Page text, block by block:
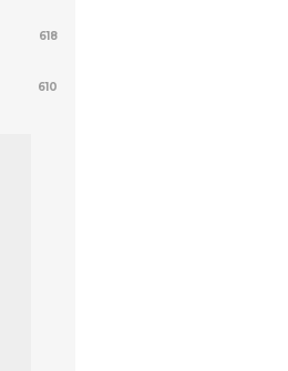
618
610